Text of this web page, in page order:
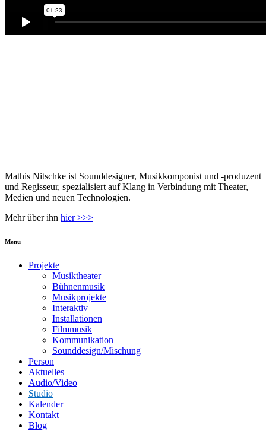
Mathis Nitschke ist Sounddesigner, Musikkomponist und -produzent
und Regisseur, spezialisiert auf Klang in Verbindung mit Theater,
Medien und neuen Technologien.
Mehr über ihn hier >>>
Menu
Projekte
Musiktheater
Bühnenmusik
Musikprojekte
Interaktiv
Installationen
Filmmusik
Kommunikation
Sounddesign/Mischung
Person
Aktuelles
Audio/Video
Studio
Kalender
Kontakt
Blog